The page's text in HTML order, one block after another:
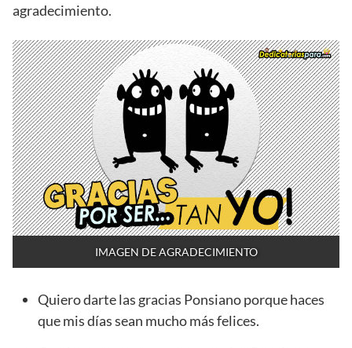
agradecimiento.
IMAGEN DE AGRADECIMIENTO
Quiero darte las gracias Ponsiano porque haces
que mis días sean mucho más felices.